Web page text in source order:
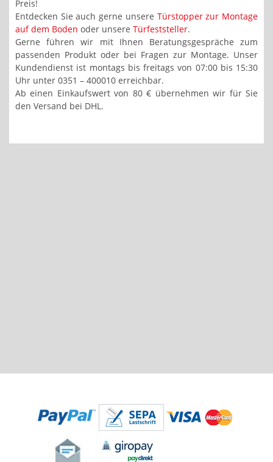
Preis!
Entdecken Sie auch gerne unsere Türstopper zur Montage
auf dem Boden oder unsere Türfeststeller.
Gerne führen wir mit Ihnen Beratungsgespräche zum
passenden Produkt oder bei Fragen zur Montage. Unser
Kundendienst ist montags bis freitags von 07:00 bis 15:30
Uhr unter 0351 – 400010 erreichbar.
Ab einen Einkaufswert von 80 € übernehmen wir für Sie
den Versand bei DHL.